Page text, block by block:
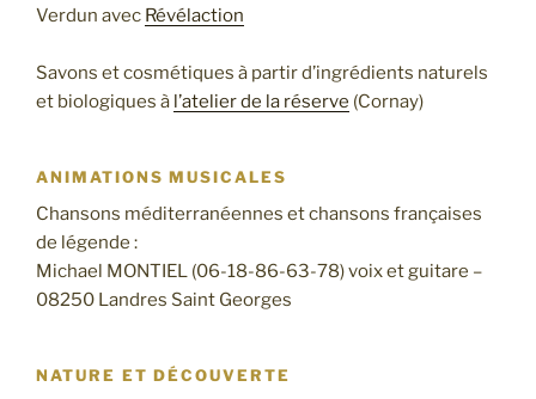
Verdun avec Révélaction
Savons et cosmétiques à partir d’ingrédients naturels
et biologiques à l’atelier de la réserve (Cornay)
ANIMATIONS MUSICALES
Chansons méditerranéennes et chansons françaises
de légende :
Michael MONTIEL (06-18-86-63-78) voix et guitare –
08250 Landres Saint Georges
NATURE ET DÉCOUVERTE